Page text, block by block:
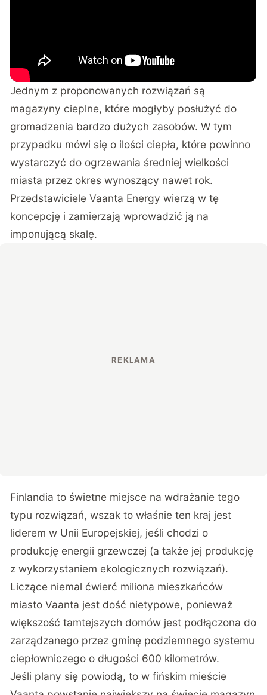
Jednym z proponowanych rozwiązań są
magazyny cieplne, które mogłyby posłużyć do
gromadzenia bardzo dużych zasobów. W tym
przypadku mówi się o ilości ciepła, które powinno
wystarczyć do ogrzewania średniej wielkości
miasta przez okres wynoszący nawet rok.
Przedstawiciele Vaanta Energy wierzą w tę
koncepcję i zamierzają wprowadzić ją na
imponującą skalę.
Finlandia to świetne miejsce na wdrażanie tego
typu rozwiązań, wszak to właśnie ten kraj jest
liderem w Unii Europejskiej, jeśli chodzi o
produkcję energii grzewczej (a także jej produkcję
z wykorzystaniem ekologicznych rozwiązań).
Liczące niemal ćwierć miliona mieszkańców
miasto Vaanta jest dość nietypowe, ponieważ
większość tamtejszych domów jest podłączona do
zarządzanego przez gminę podziemnego systemu
ciepłowniczego o długości 600 kilometrów.
Jeśli plany się powiodą, to w fińskim mieście